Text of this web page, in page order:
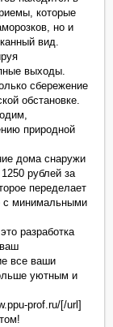
которые
но и
вид.
выходы.
сбережение
обстановке.
природной
дома снаружи
рублей за
переделает
с минимальными
разработка
все ваши
уютным и
prof.ru/[/url]